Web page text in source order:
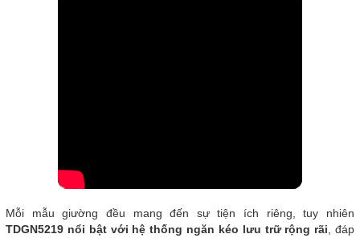
Mỗi mẫu giường đều mang đến sự tiện ích riêng, tuy nhiên
TDGN5219 nổi bật với hệ thống ngăn kéo lưu trữ rộng rãi , đáp